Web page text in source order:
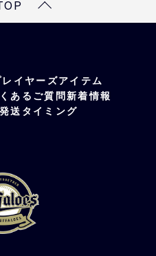
レイヤーズアイテム
あるご質問新着情報
送タイミング